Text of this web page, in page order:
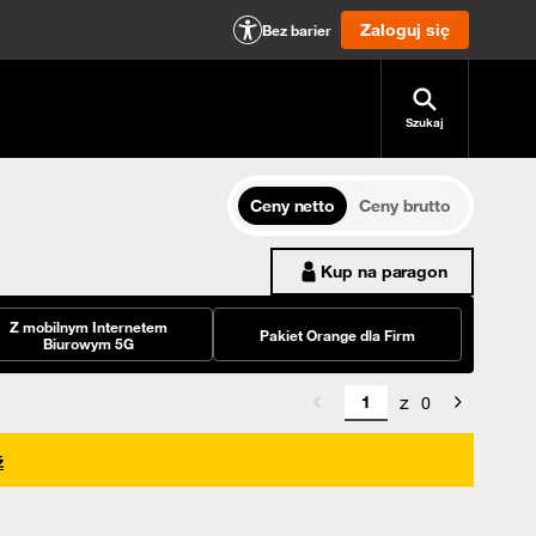
Bez barier Zaloguj się
Szukaj
Ceny netto
Ceny brutto
Kup na paragon
Z mobilnym Internetem
Biurowym 5G
Pakiet Orange dla Firm
z 0